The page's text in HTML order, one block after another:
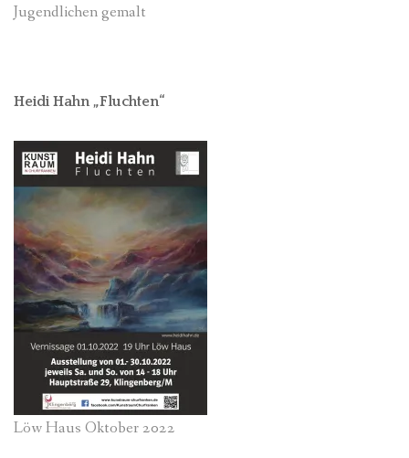
Jugendlichen gemalt
Heidi Hahn „Fluchten“
Löw Haus Oktober 2022